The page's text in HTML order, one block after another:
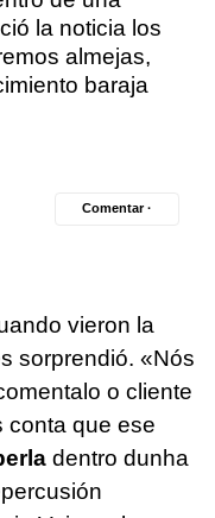
la noticia los
almejas,
baraja
Comentar ·
vieron la
sorprendió. «Nós
o cliente
conta que ese
dentro dunha